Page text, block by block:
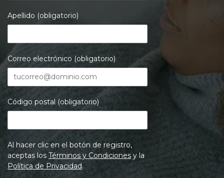
Apellido (obligatorio)
Correo electrónico (obligatorio)
Código postal (obligatorio)
Al hacer clic en el botón de registro,
aceptas los Términos y Condiciones y la
Política de Privacidad.